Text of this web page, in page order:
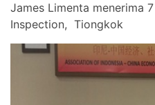
James Limenta menerima
Inspection, Tiongkok